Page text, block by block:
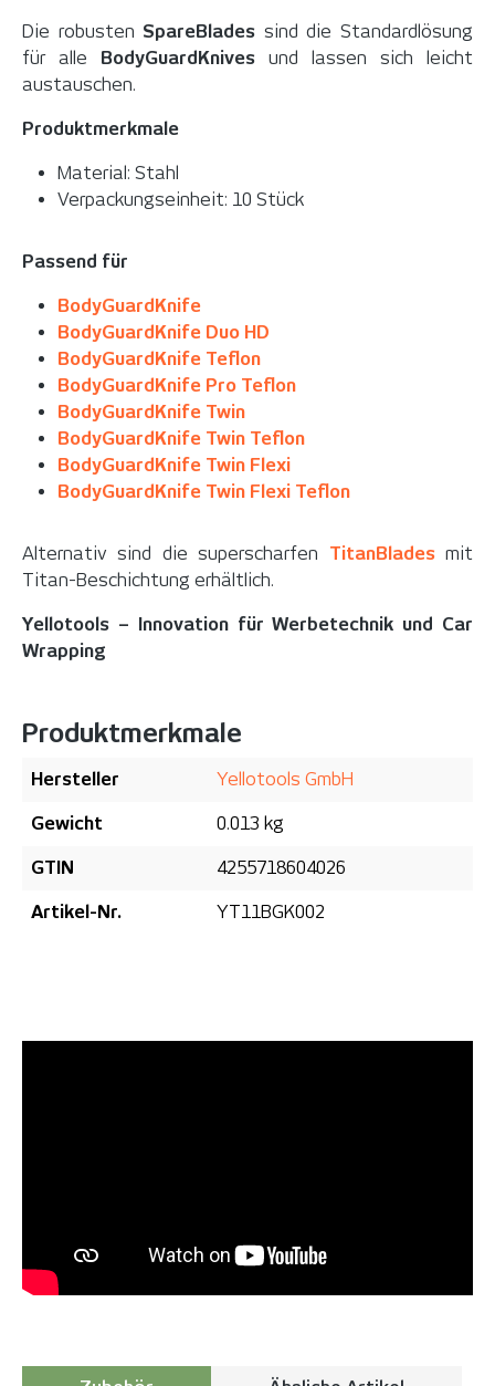
Die robusten SpareBlades sind die Standardlösung
für alle BodyGuardKnives und lassen sich leicht
austauschen.
Produktmerkmale
Material: Stahl
Verpackungseinheit: 10 Stück
Passend für
BodyGuardKnife
BodyGuardKnife Duo HD
BodyGuardKnife Teflon
BodyGuardKnife Pro Teflon
BodyGuardKnife Twin
BodyGuardKnife Twin Teflon
BodyGuardKnife Twin Flexi
BodyGuardKnife Twin Flexi Teflon
Alternativ sind die superscharfen TitanBladesmit
Titan-Beschichtung erhältlich.
Yellotools – Innovation für Werbetechnik und Car
Wrapping
Produktmerkmale
Hersteller Yellotools GmbH
Gewicht 0.013 kg
GTIN 4255718604026
Artikel-Nr. YT11BGK002